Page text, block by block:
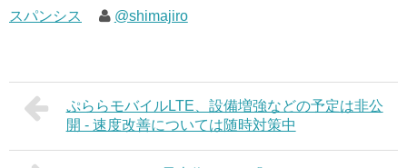
スパンシス
@shimajiro
ぷららモバイルLTE、設備増強などの予定は非公
開 - 速度改善については随時対策中